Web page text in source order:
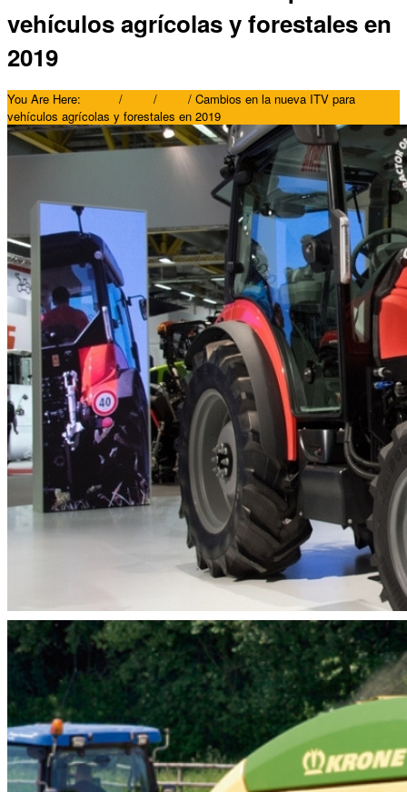
vehículos agrícolas y forestales en
2019
You Are Here: / / / Cambios en la nueva ITV para
vehículos agrícolas y forestales en 2019